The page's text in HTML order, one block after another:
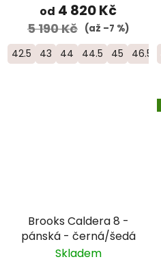
od 4 820 Kč
5 190 Kč (až –7 %)
42.5 43 44 44.5 45 46.5
Brooks Caldera 8 -
pánská - černá/šedá
Skladem